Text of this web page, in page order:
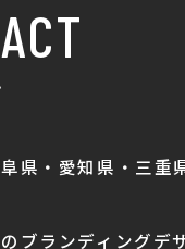
県・愛知県・三重
ブランディングデ